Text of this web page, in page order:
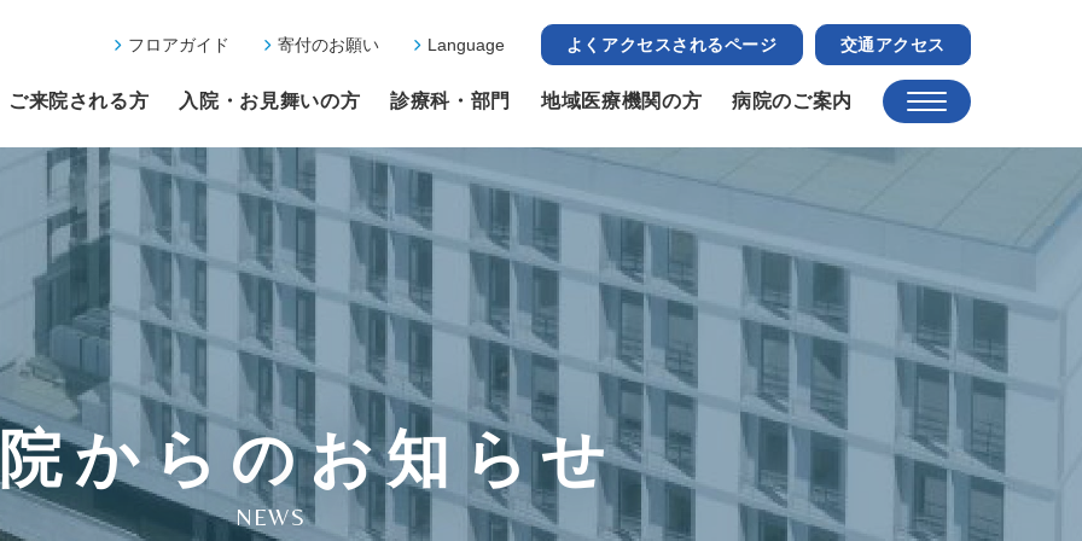
フロアガイド 寄付のお願い Language よくアクセスされるページ 交通アクセス
ご来院される方 入院・お見舞いの方 診療科・部門 地域医療機関の方 病院のご案内
からのお知らせ
NEWS